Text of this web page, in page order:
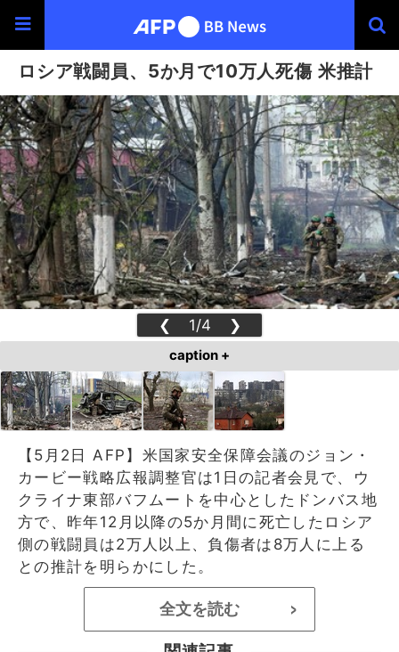
ロシア戦闘員、5か月で10万人死傷 米推計
❮ 1/4 ❯
caption +
【5月2日 AFP】米国家安全保障会議のジョン・
カービー戦略広報調整官は1日の記者会見で、ウ
クライナ東部バフムートを中心としたドンバス地
方で、昨年12月以降の5か月間に死亡したロシア
側の戦闘員は2万人以上、負傷者は8万人に上る
との推計を明らかにした。
全文を読む >